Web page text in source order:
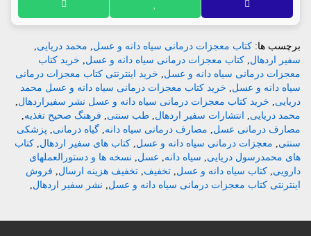
برچسب ها: کتاب معجزات درمانی سیاه دانه و عسل, محمد دریایی,
سفیر اردهال, کتاب معجزات درمانی سیاه دانه و عسل, خرید کتاب
معجزات درمانی سیاه دانه و عسل, خرید اینترنتی کتاب معجزات درمانی
سیاه دانه و عسل, خرید کتاب معجزات درمانی سیاه دانه و عسل محمد
دریایی, خرید کتاب معجزات درمانی سیاه دانه و عسل نشر سفیراردهال,
محمد دریایی, انتشارات سفیر اردهال, طب سنتی, فرهنگ صحیح تغذیه,
مصارف درمانی عسل, مصارف درمانی سیاه دانه, گیاه درمانی, پزشکی
سنتی, معجزات درمانی سیاه دانه و عسل, کتاب های سفیر اردهال, کتاب
های محمدرسول دریایی, سیاه دانه, عسل, نسخه ها و دستورالعملهای
دارویی, کتاب سیاه دانه و عسل, تخفیف, تخفیف هزینه ارسال, فروش
اینترنتی کتاب معجزات درمانی سیاه دانه و عسل, نشر سفیر اردهال,